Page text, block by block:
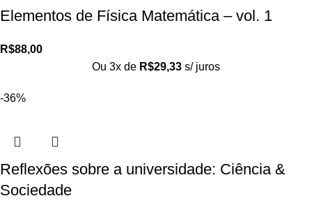
Elementos de Física Matemática – vol. 1
R$88,00
Ou 3x de R$29,33 s/ juros
-36%
Reflexões sobre a universidade: Ciência &
Sociedade